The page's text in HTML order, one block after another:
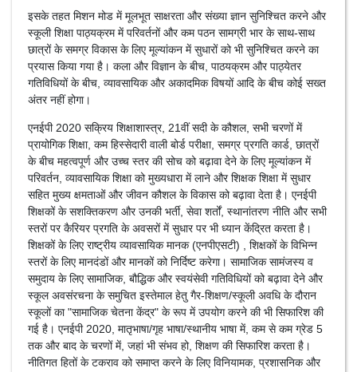
इसके तहत मिशन मोड में मूलभूत साक्षरता और संख्या ज्ञान सुनिश्चित करने और
स्कूली शिक्षा पाठ्यक्रम में परिवर्तनों और कम पठन सामग्री भार के साथ-साथ
छात्रों के समग्र विकास के लिए मूल्यांकन में सुधारों को भी सुनिश्चित करने का
प्रयास किया गया है। कला और विज्ञान के बीच, पाठयक्रम और पाठ्येतर
गतिविधियों के बीच, व्यावसायिक और अकादमिक विषयों आदि के बीच कोई सख्त
अंतर नहीं होगा।
एनईपी 2020 सक्रिय शिक्षाशास्त्र, 21वीं सदी के कौशल, सभी चरणों में
प्रायोगिक शिक्षा, कम हिस्सेदारी वाली बोर्ड परीक्षा, समग्र प्रगति कार्ड, छात्रों
के बीच महत्वपूर्ण और उच्च स्तर की सोच को बढ़ावा देने के लिए मूल्यांकन में
परिवर्तन, व्यावसायिक शिक्षा को मुख्यधारा में लाने और शिक्षक शिक्षा में सुधार
सहित मुख्य क्षमताओं और जीवन कौशल के विकास को बढ़ावा देता है। एनईपी
शिक्षकों के सशक्तिकरण और उनकी भर्ती, सेवा शर्तों, स्थानांतरण नीति और सभी
स्तरों पर कैरियर प्रगति के अवसरों में सुधार पर भी ध्यान केंद्रित करता है।
शिक्षकों के लिए राष्ट्रीय व्यावसायिक मानक (एनपीएसटी) , शिक्षकों के विभिन्न
स्तरों के लिए मानदंडों और मानकों को निर्दिष्ट करेगा। सामाजिक सामंजस्य व
समुदाय के लिए सामाजिक, बौद्धिक और स्वयंसेवी गतिविधियों को बढ़ावा देने और
स्कूल अवसंरचना के समुचित इस्तेमाल हेतु गैर-शिक्षण/स्कूली अवधि के दौरान
स्कूलों का "सामाजिक चेतना केंद्र" के रूप में उपयोग करने की भी सिफारिश की
गई है। एनईपी 2020, मातृभाषा/गृह भाषा/स्थानीय भाषा में, कम से कम ग्रेड 5
तक और बाद के चरणों में, जहां भी संभव हो, शिक्षण की सिफारिश करता है।
नीतिगत हितों के टकराव को समाप्त करने के लिए विनियामक, प्रशासनिक और